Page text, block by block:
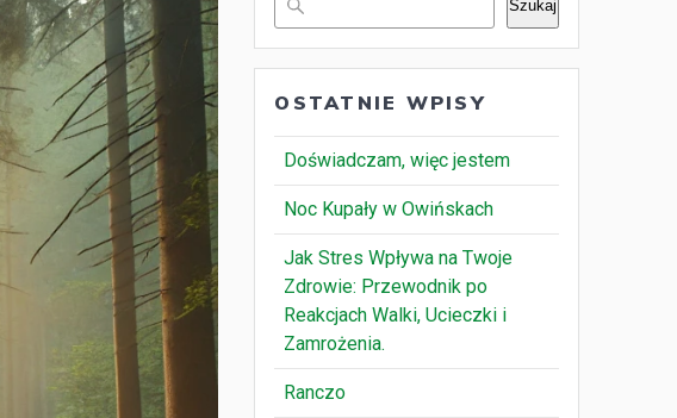
Szukaj
OSTATNIE WPISY
Doświadczam, więc jestem
Noc Kupały w Owińskach
Jak Stres Wpływa na Twoje
Zdrowie: Przewodnik po
Reakcjach Walki, Ucieczki i
Zamrożenia.
Ranczo